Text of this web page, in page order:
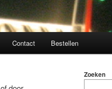
Contact Bestellen
Zoeken